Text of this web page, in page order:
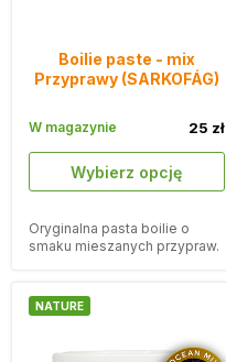
Boilie paste - mix
Przyprawy (SARKOFÁG)
Wybierz opcję
25 zł
W magazynie
Oryginalna pasta boilie o
smaku mieszanych przypraw.
NATURE